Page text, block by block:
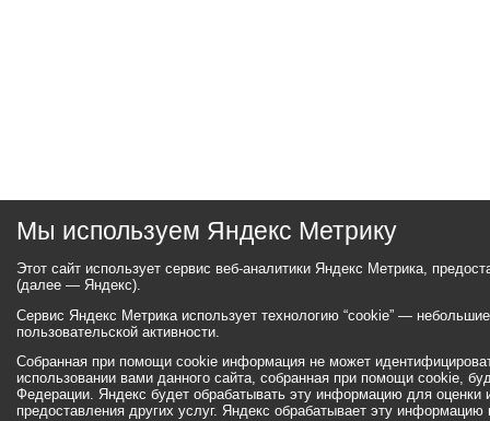
Мы используем Яндекс Метрику
Этот сайт использует сервис веб-аналитики Яндекс Метрика,
(далее — Яндекс).
Сервис Яндекс Метрика использует технологию “cookie” —
пользовательской активности.
Собранная при помощи cookie информация не может
использовании вами данного сайта, собранная при помощи cookie,
Федерации. Яндекс будет обрабатывать эту информацию для оценки
предоставления других услуг. Яндекс обрабатывает эту